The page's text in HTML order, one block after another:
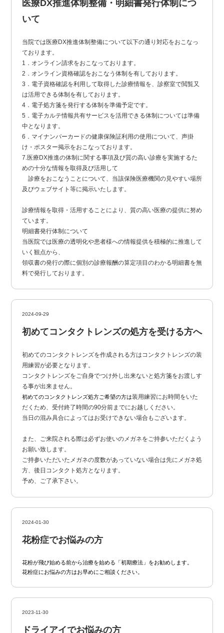
医療DX推進体制整備・明細書発行体制につ
いて
当院では医療DX推進体制整備について以下の通り対応をおこなっ
ております。
1．オンライン請求をおこなっております。
2．オンライン資格確認をおこなう体制を有しております。
3．電子資格確認を利用して取得した診療情報を、診察室で閲覧又
は活用できる体制を有しております。
4．電子処方箋を発行する体制を準備予定です。
5．電子カルテ情報共有サービスを活用できる体制については準備
中となります。
6．マイナンバーカードの健康保険証利用の使用について、声掛
け・ポスター掲示をおこなっております。
7.医療DX推進の体制に関する事項及び質の高い診療を実施するた
めの十分な情報を取得及び活用して
診療をおこなうことについて、当該保険医療機関の見やすい場所
及びウェブサイト等に掲示いたします。
診療情報を取得・活用することにより、質の高い医療の提供に努め
ています。
明細書発行体制について
当医院では医療の透明化や患者様への情報提供を積極的に推進して
いく観点から、
領収書の発行の際に個別の診療報酬の算定項目のわかる明細書を無
料で発行しております。
2024-09-29
初めてコンタクトレンズの処方を受ける方へ
初めてのコンタクトレンズを作成される方はコンタクトレンズの装
用練習が必要となります。
コンタクトレンズをご自身でつけ外し出来ないと処方箋をお渡しす
る事が出来ません。
初めてのコンタクトレンズ処方ご希望の方は装用練習にお時間をいた
だくため、受付終了時間の90分前までにお越しください。
当日の混み具合によってはお受けできない場合もございます。
また、ご来院される際は必ずお使いのメガネをご持参いただくよう
お願い致します。
ご持参いただいたメガネの度数があっていない場合は先にメガネ処
方、後日コンタクト処方となります。
予め、ご了承下さい。
2024-01-30
花粉症でお悩みの方
花粉が飛び始める前から治療を始める「初期療法」をお勧めします。
花粉症にお悩みの方はお早めにご相談ください。
2023-11-30
ドライアイでお悩みの方